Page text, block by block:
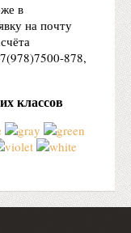
в
на почту
878,
классов